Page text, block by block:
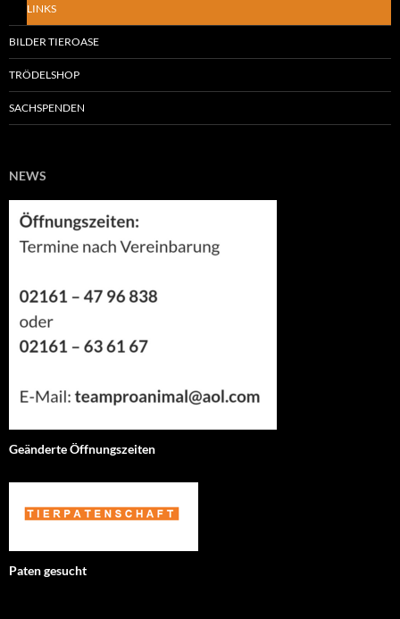
LINKS
BILDER TIEROASE
TRÖDELSHOP
SACHSPENDEN
NEWS
Geänderte Öffnungszeiten
Paten gesucht